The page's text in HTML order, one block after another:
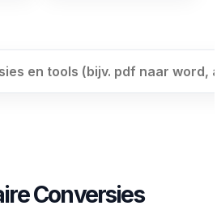
Conversies